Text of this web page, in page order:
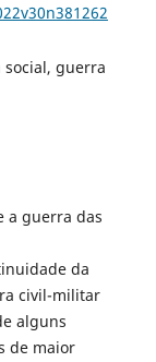
guerra
a guerra das
da
civil-militar
alguns
de maior